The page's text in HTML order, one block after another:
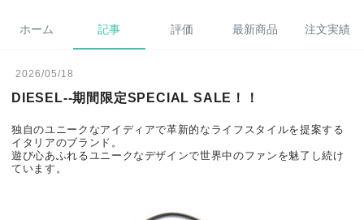
ホーム 記事 評価 最新商品 注文実績
2026/05/18
DIESEL--期間限定SPECIAL SALE！！
独自のユニークなアイディアで革新的なライフスタイルを提案する
イタリアのブランド。
遊び心あふれるユニークなデザインで世界中のファンを魅了し続け
ています。